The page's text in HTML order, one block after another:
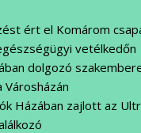
ért el Komárom
vetélkedőn
dolgozó
Házában zajlott az